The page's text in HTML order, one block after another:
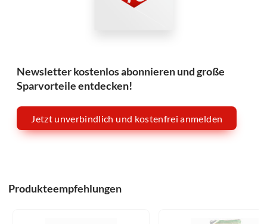
Newsletter kostenlos abonnieren und große
Sparvorteile entdecken!
Jetzt unverbindlich und kostenfrei anmelden
Produkteempfehlungen